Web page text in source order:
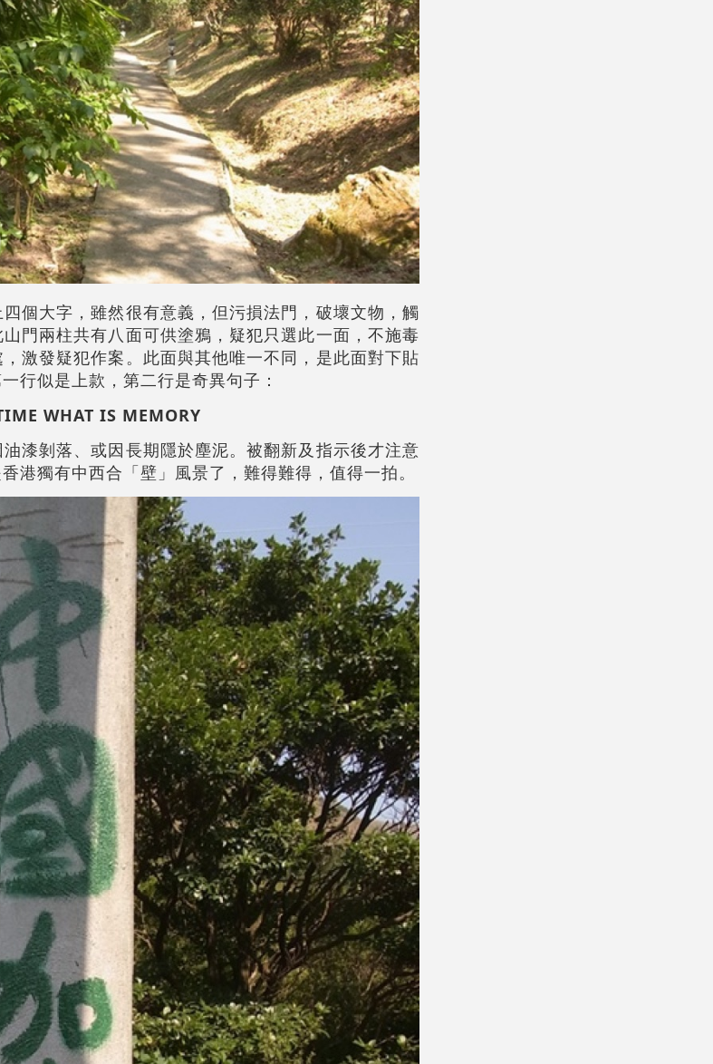
個大字，雖然很有意義，但污損法門，破壞文物，觸
門兩柱共有八面可供塗鴉，疑犯只選此一面，不施毒
激發疑犯作案。此面與其他唯一不同，是此面對下貼
行似是上款，第二行是奇異句子：
WHAT IS MEMORY
漆剝落、或因長期隱於塵泥。被翻新及指示後才注意
港獨有中西合「壁」風景了，難得難得，值得一拍。